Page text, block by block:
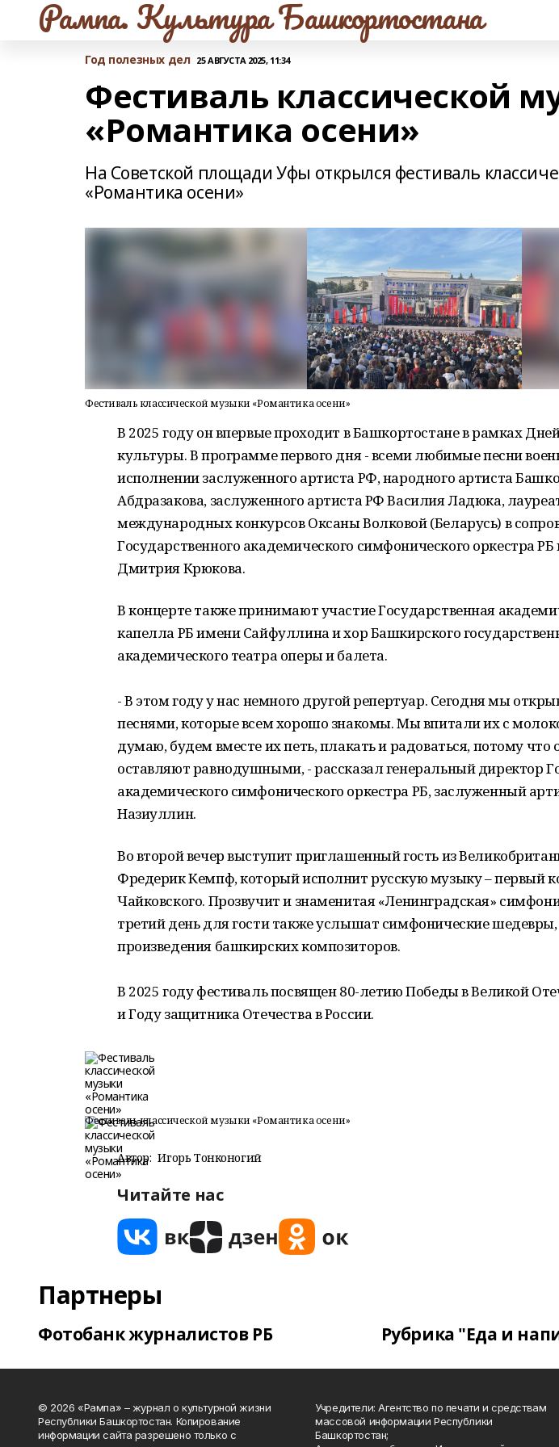
Рампа. Культура Башкортостана
Год полезных дел 25 АВГУСТА 2025, 11:34
Фестиваль классической
«Романтика осени»
На Советской площади Уфы открылся фестиваль
«Романтика осени»
Фестиваль классической музыки «Романтика осени»
В 2025 году он впервые проходит в Башкортостане в рамках
культуры. В программе первого дня - всеми любимые песни
исполнении заслуженного артиста РФ, народного артиста
Абдразакова, заслуженного артиста РФ Василия Ладюка,
международных конкурсов Оксаны Волковой (Беларусь) в
Государственного академического симфонического оркестра
Дмитрия Крюкова.
В концерте также принимают участие Государственная
капелла РБ имени Сайфуллина и хор Башкирского
академического театра оперы и балета.
- В этом году у нас немного другой репертуар. Сегодня мы
песнями, которые всем хорошо знакомы. Мы впитали их с
думаю, будем вместе их петь, плакать и радоваться, потому что
оставляют равнодушными, - рассказал генеральный директор
академического симфонического оркестра РБ, заслуженный
Назиуллин.
Во второй вечер выступит приглашенный гость из
Фредерик Кемпф, который исполнит русскую музыку – первый
Чайковского. Прозвучит и знаменитая «Ленинградская»
третий день для гости также услышат симфонические
произведения башкирских композиторов.
В 2025 году фестиваль посвящен 80-летию Победы в Великой
и Году защитника Отечества в России.
Фестиваль классической музыки «Романтика осени»
Автор: Игорь Тонконогий
Читайте нас
Партнеры
Фотобанк журналистов РБ Рубрика "Еда и
© 2026 «Рампа» – журнал о культурной жизни
Республики Башкортостан. Копирование
информации сайта разрешено только с
Учредители: Агентство по печати и средствам
массовой информации Республики
Башкортостан;